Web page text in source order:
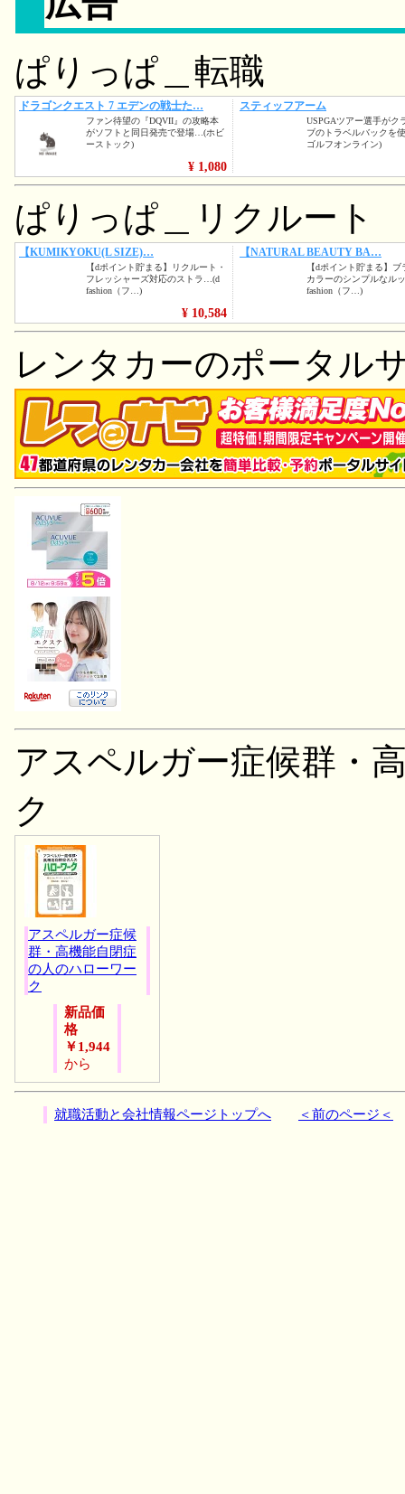
ぱりっぱ＿転職
ぱりっぱ＿リクルート
レンタカーのポータル
アスペルガー症候群・
ク
アスペルガー症候
群・高機能自閉症
の人のハローワー
ク
新品価
格
￥1,944
から
就職活動と会社情報ページトップへ ＜前のページ＜